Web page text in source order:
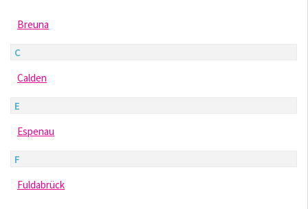
Breuna
C
Calden
E
Espenau
F
Fuldabrück